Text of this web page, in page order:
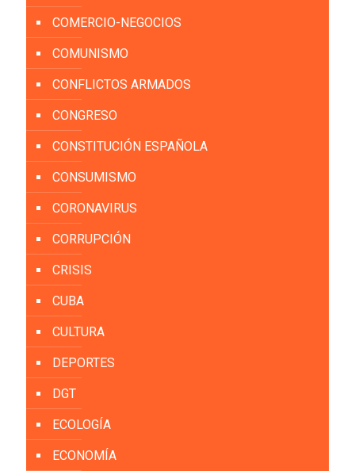
COMERCIO-NEGOCIOS
COMUNISMO
CONFLICTOS ARMADOS
CONGRESO
CONSTITUCIÓN ESPAÑOLA
CONSUMISMO
CORONAVIRUS
CORRUPCIÓN
CRISIS
CUBA
CULTURA
DEPORTES
DGT
ECOLOGÍA
ECONOMÍA